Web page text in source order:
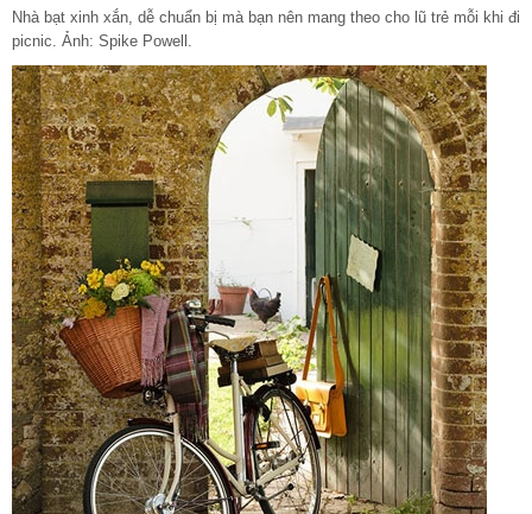
Nhà bạt xinh xắn, dễ chuẩn bị mà bạn nên mang theo cho lũ trẻ mỗi khi đi
picnic. Ảnh: Spike Powell.